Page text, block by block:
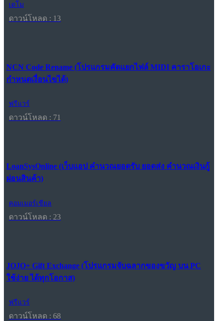
เดโม
ดาวน์โหลด : 13
NCN Code Rename (โปรแกรมคัดแยกไฟล์ MIDI คาราโอเกะ
กำหนดเงื่อนไขได้)
ฟรีแวร์
ดาวน์โหลด : 71
LoanSysOnline (เว็บแอป คำนวณยอดรับ ยอดส่ง คำนวณเงินกู้
ผ่อนสินค้า)
คอมเมอร์เชียล
ดาวน์โหลด : 23
JOJO+ Gift Exchange (โปรแกรมจับฉลากของขวัญ บน PC
ใช้ง่าย ได้ทุกโอกาส)
ฟรีแวร์
ดาวน์โหลด : 68